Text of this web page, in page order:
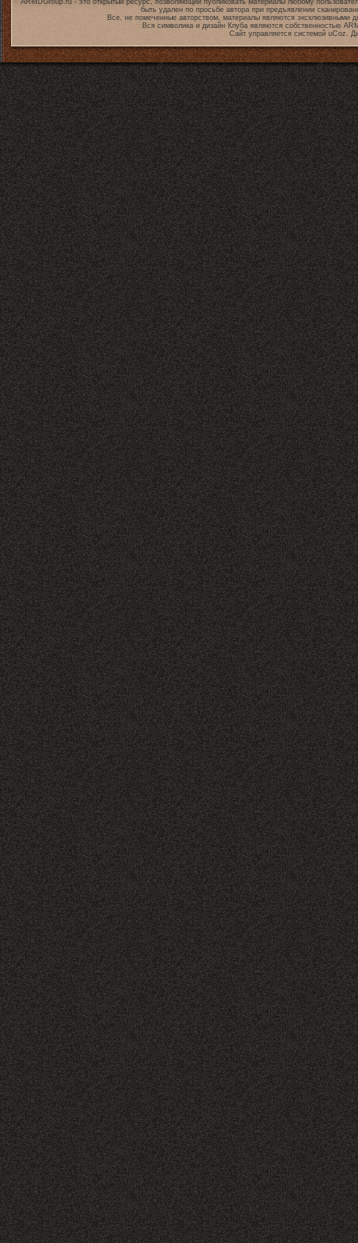
ARMDGroup.ru - это открытый ресурс, позволяющий публиковать материалы любому
быть удален по просьбе автора при предъявлении
Все, не помеченные авторством, материалы являются эксклюзивными
Вся символика и дизайн Клуба являются собственностью
Сайт управляется системой uCoz.